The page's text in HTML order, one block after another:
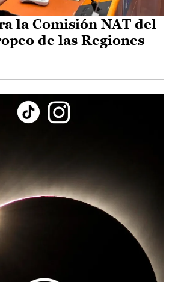
la Comisión NAT del
de las Regiones